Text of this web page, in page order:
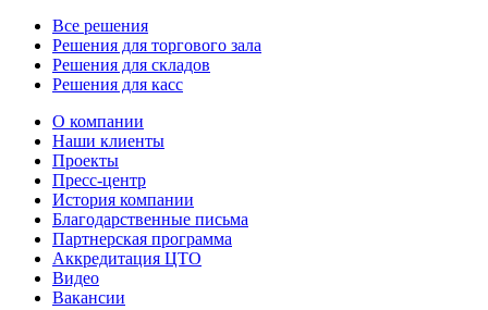
Все решения
Решения для торгового зала
Решения для складов
Решения для касс
О компании
Наши клиенты
Проекты
Пресс-центр
История компании
Благодарственные письма
Партнерская программа
Аккредитация ЦТО
Видео
Вакансии